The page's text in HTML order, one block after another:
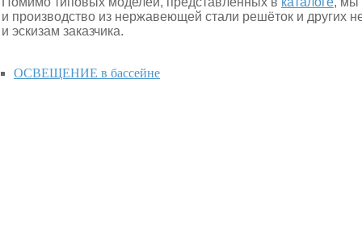
и производство из нержавеющей стали решёток и других
и эскизам заказчика.
ОСВЕЩЕНИЕ в бассейне